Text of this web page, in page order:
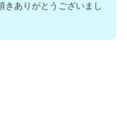
きありがとうございまし